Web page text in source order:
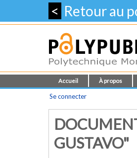
< Retour au
Accueil À propos
Se connecter
GUSTAVO"